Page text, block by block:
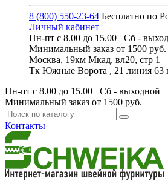
8 (800) 550-23-64 Бесплатно по
Личный кабинет
Пн-пт с 8.00 до 15.00 Сб -
Минимальный заказ от 1500 руб.
Москва, 19км Мкад, вл20, стр 1
Тк Южные Ворота , 21 линия 63
Пн-пт с 8.00 до 15.00 Сб - выходной
Минимальный заказ от 1500 руб.
Контакты